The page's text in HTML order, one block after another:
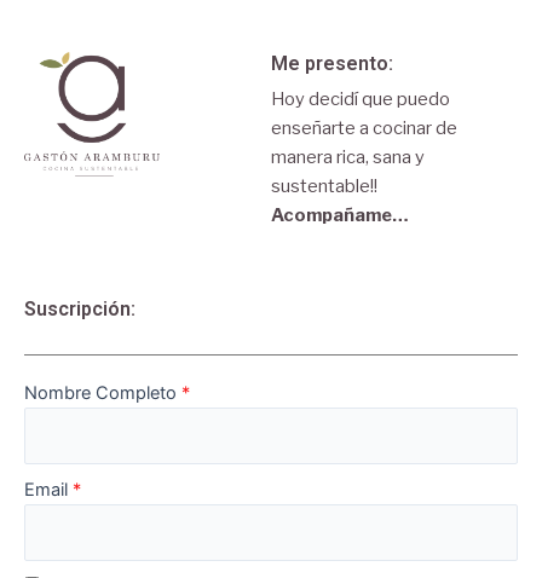
Me presento:
Hoy decidí que puedo
enseñarte a cocinar de
manera rica, sana y
sustentable!!
Acompañame…
Suscripción:
Nombre Completo
Email